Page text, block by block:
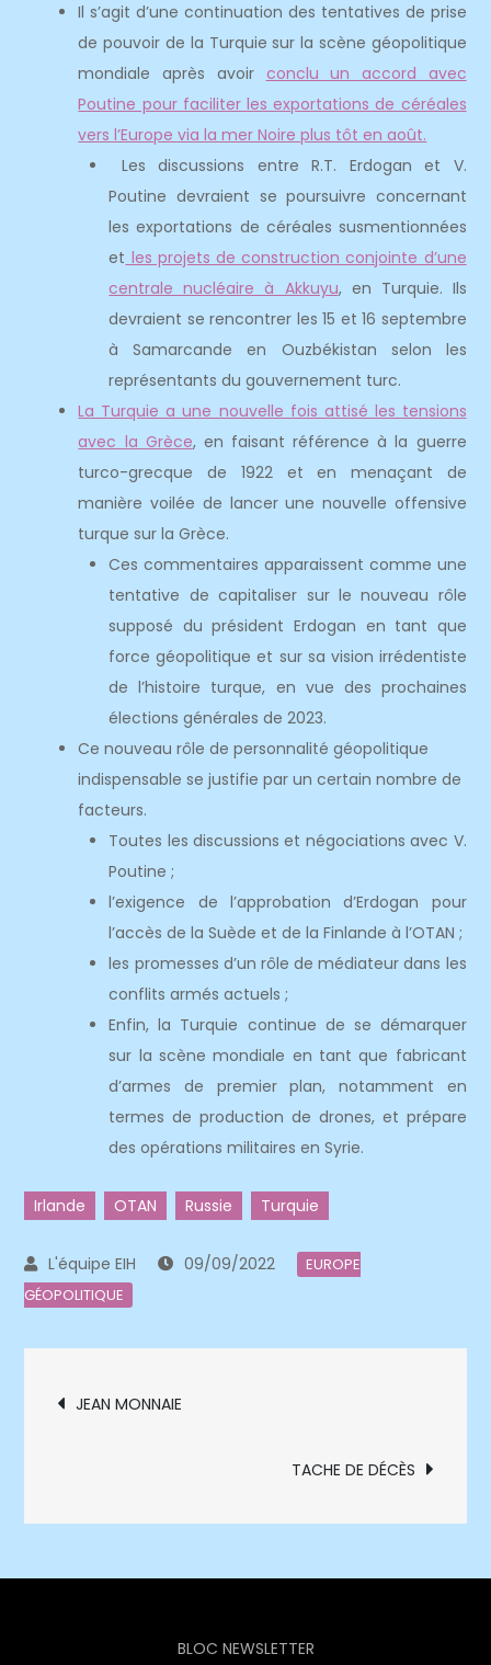
Il s’agit d’une continuation des tentatives de prise
de pouvoir de la Turquie sur la scène géopolitique
mondiale après avoir conclu un accord avec
Poutine pour faciliter les exportations de céréales
vers l’Europe via la mer Noire plus tôt en août.
Les discussions entre R.T. Erdogan et V.
Poutine devraient se poursuivre concernant
les exportations de céréales susmentionnées
et les projets de construction conjointe d’une
centrale nucléaire à Akkuyu, en Turquie. Ils
devraient se rencontrer les 15 et 16 septembre
à Samarcande en Ouzbékistan selon les
représentants du gouvernement turc.
La Turquie a une nouvelle fois attisé les tensions
avec la Grèce, en faisant référence à la guerre
turco-grecque de 1922 et en menaçant de
manière voilée de lancer une nouvelle offensive
turque sur la Grèce.
Ces commentaires apparaissent comme une
tentative de capitaliser sur le nouveau rôle
supposé du président Erdogan en tant que
force géopolitique et sur sa vision irrédentiste
de l’histoire turque, en vue des prochaines
élections générales de 2023.
Ce nouveau rôle de personnalité géopolitique
indispensable se justifie par un certain nombre de
facteurs.
Toutes les discussions et négociations avec V.
Poutine ;
l’exigence de l’approbation d’Erdogan pour
l’accès de la Suède et de la Finlande à l’OTAN ;
les promesses d’un rôle de médiateur dans les
conflits armés actuels ;
Enfin, la Turquie continue de se démarquer
sur la scène mondiale en tant que fabricant
d’armes de premier plan, notamment en
termes de production de drones, et prépare
des opérations militaires en Syrie.
Irlande OTAN Russie Turquie
09/09/2022
EUROPE
GÉOPOLITIQUE
Navigation
l’article
JEAN MONNAIE
TACHE DE DÉCÈS
BLOC NEWSLETTER